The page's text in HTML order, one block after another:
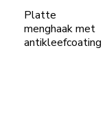
Platte
menghaak met
antikleefcoating